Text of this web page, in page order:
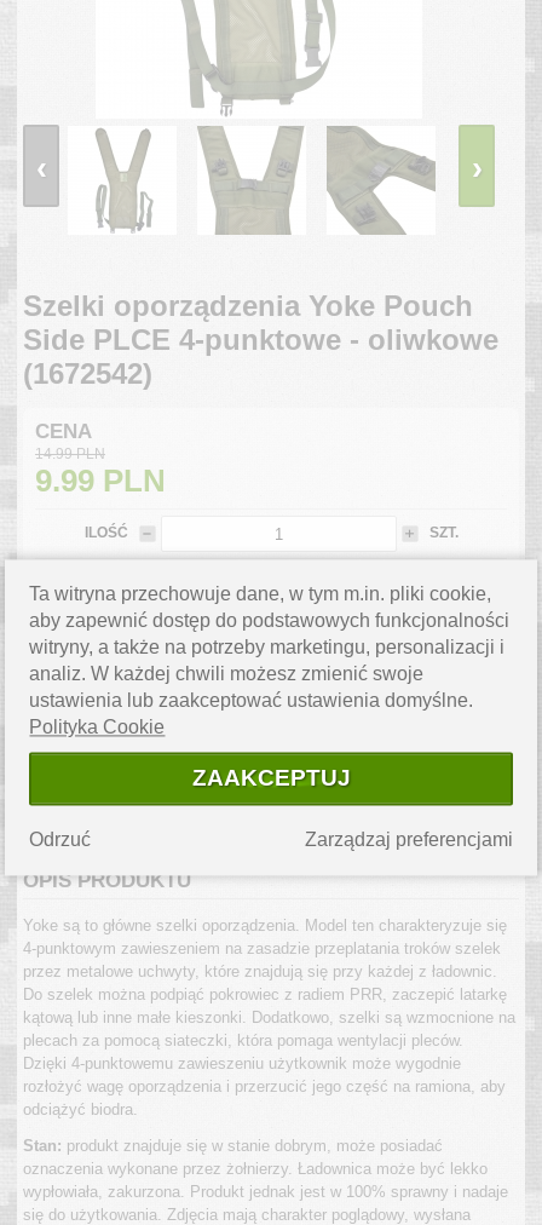
›
‹
Szelki oporządzenia Yoke Pouch
Side PLCE 4-punktowe - oliwkowe
(1672542)
CENA
14.99 PLN
9.99 PLN
ILOŚĆ SZT.
DO KOSZYKA
WYSYŁKA 24H
ZAPYTAJ O PRODUKT
Masz pytanie? Napisz do nas,
chętnie pomożemy.
WYSYŁKA W 24H
Produkt jest dostępny od ręki.
Szacowany koszt przesyłki
OPIS PRODUKTU
Yoke są to główne szelki oporządzenia. Model ten charakteryzuje się
4-punktowym zawieszeniem na zasadzie przeplatania troków szelek
przez metalowe uchwyty, które znajdują się przy każdej z ładownic.
Do szelek można podpiąć pokrowiec z radiem PRR, zaczepić latarkę
kątową lub inne małe kieszonki. Dodatkowo, szelki są wzmocnione na
plecach za pomocą siateczki, która pomaga wentylacji pleców.
Dzięki 4-punktowemu zawieszeniu użytkownik może wygodnie
rozłożyć wagę oporządzenia i przerzucić jego część na ramiona, aby
odciążyć biodra.
Stan: produkt znajduje się w stanie dobrym, może posiadać
oznaczenia wykonane przez żołnierzy. Ładownica może być lekko
wypłowiała, zakurzona. Produkt jednak jest w 100% sprawny i nadaje
się do użytkowania. Zdjęcia mają charakter poglądowy, wysłana
Ta witryna przechowuje dane, w tym m.in. pliki cookie,
aby zapewnić dostęp do podstawowych funkcjonalności
witryny, a także na potrzeby marketingu, personalizacji i
analiz. W każdej chwili możesz zmienić swoje
ustawienia lub zaakceptować ustawienia domyślne.
Polityka Cookie
ZAAKCEPTUJ
Zarządzaj preferencjami
Odrzuć